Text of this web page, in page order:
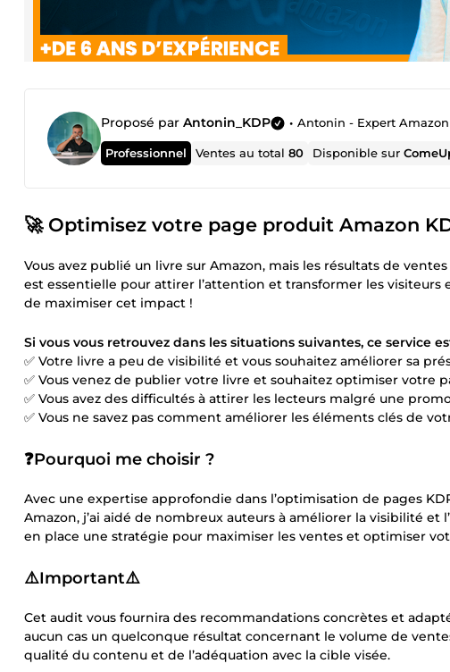
Proposé par Antonin_KDP • Antonin - Expert Amazon
Professionnel Ventes au total80 Disponible sur
🚀 Optimisez votre page produit Amazon
Vous avez publié un livre sur Amazon, mais les résultats de
est essentielle pour attirer l’attention et transformer les
de maximiser cet impact !
Si vous vous retrouvez dans les situations suivantes, ce service
✅ Votre livre a peu de visibilité et vous souhaitez améliorer sa
✅ Vous venez de publier votre livre et souhaitez optimiser votre
✅ Vous avez des difficultés à attirer les lecteurs malgré une
✅ Vous ne savez pas comment améliorer les éléments clés de
❓Pourquoi me choisir ?
Avec une expertise approfondie dans l’optimisation de pages
Amazon, j’ai aidé de nombreux auteurs à améliorer la visibilité
en place une stratégie pour maximiser les ventes et optimiser
⚠️Important⚠️
Cet audit vous fournira des recommandations concrètes et
aucun cas un quelconque résultat concernant le volume de
qualité du contenu et de l’adéquation avec la cible visée.